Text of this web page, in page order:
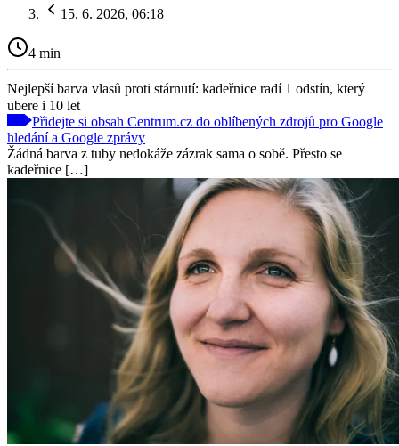
15. 6. 2026, 06:18
4 min
Nejlepší barva vlasů proti stárnutí: kadeřnice radí 1 odstín, který
ubere i 10 let
Přidejte si obsah Centrum.cz do oblíbených zdrojů pro Google
hledání a Google zprávy
Žádná barva z tuby nedokáže zázrak sama o sobě. Přesto se
kadeřnice […]